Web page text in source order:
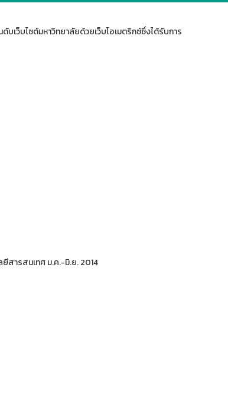
บเว็บไซต์มหาวิทยาลัยด้วยเว็บโอเมตริกซ์ซึ่งได้รับการ
ยีสารสนเทศ ม.ค.-มิ.ย. 2014